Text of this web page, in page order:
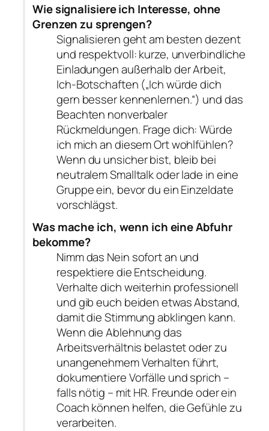
Wie signalisiere ich Interesse, ohne
Grenzen zu sprengen?
Signalisieren geht am besten dezent
und respektvoll: kurze, unverbindliche
Einladungen außerhalb der Arbeit,
Ich-Botschaften („Ich würde dich
gern besser kennenlernen.“) und das
Beachten nonverbaler
Rückmeldungen. Frage dich: Würde
ich mich an diesem Ort wohlfühlen?
Wenn du unsicher bist, bleib bei
neutralem Smalltalk oder lade in eine
Gruppe ein, bevor du ein Einzeldate
vorschlägst.
Was mache ich, wenn ich eine Abfuhr
bekomme?
Nimm das Nein sofort an und
respektiere die Entscheidung.
Verhalte dich weiterhin professionell
und gib euch beiden etwas Abstand,
damit die Stimmung abklingen kann.
Wenn die Ablehnung das
Arbeitsverhältnis belastet oder zu
unangenehmem Verhalten führt,
dokumentiere Vorfälle und sprich –
falls nötig – mit HR. Freunde oder ein
Coach können helfen, die Gefühle zu
verarbeiten.